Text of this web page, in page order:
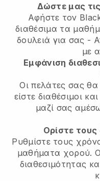
Δώστε μας
Αφήστε τον
διαθέσιμα τα
δουλειά για σας -
με
Εμφάνιση
Οι πελάτες σας
είστε διαθέσιμοι
μαζί σας
Ορίστε τους
Ρυθμίστε τους
μαθήματα χορού.
διαθεσιμότητας